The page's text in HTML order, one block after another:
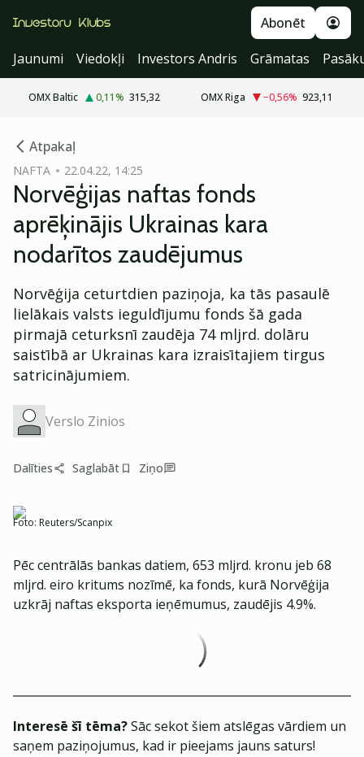
Abonēt
Jaunumi
Viedokļi Investors Andris Grāmatas
OMX Baltic 0,11% 315,32 OMX Riga −0,56% 923,11
Atpakaļ
NAFTA 22.04.22, 14:25
Norvēģijas naftas fonds
aprēķinājis Ukrainas kara
nodarītos zaudējumus
Norvēģija ceturtdien paziņoja, ka tās pasaulē
lielākais valsts ieguldījumu fonds šā gada
pirmajā ceturksnī zaudēja 74 mljrd. dolāru
saistībā ar Ukrainas kara izraisītajiem tirgus
satricinājumiem.
Verslo Zinios
Dalīties Saglabāt Ziņo
Foto: Reuters/Scanpix
Pēc centrālās bankas datiem, 653 mljrd. kronu jeb 68
mljrd. eiro kritums nozīmē, ka fonds, kurā Norvēģija
uzkrāj naftas eksporta ieņēmumus, zaudējis 4.9%.
Interesē šī tēma?Sāc sekot šiem atslēgas vārdiem un
saņem paziņojumus, kad ir pieejams jauns saturs!